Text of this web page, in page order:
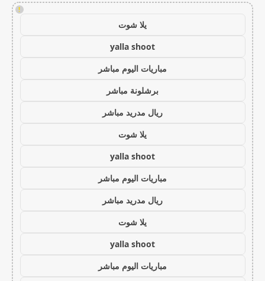
!
يلا شوت
yalla shoot
مباريات اليوم مباشر
برشلونة مباشر
ريال مدريد مباشر
يلا شوت
yalla shoot
مباريات اليوم مباشر
ريال مدريد مباشر
يلا شوت
yalla shoot
مباريات اليوم مباشر